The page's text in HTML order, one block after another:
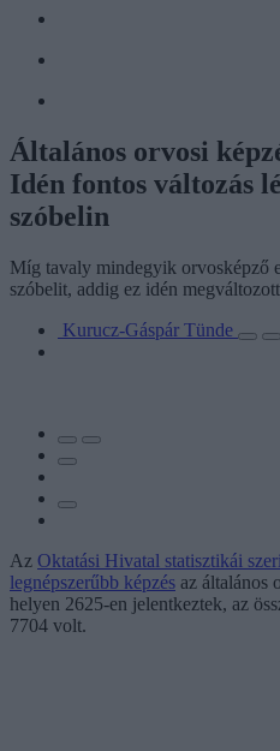
Általános orvosi
Idén fontos változás
szóbelin
Míg tavaly mindegyik orvosképző
szóbelit, addig ez idén
Kurucz-Gáspár Tünde
Az Oktatási Hivatal statisztikái
legnépszerűbb képzés az általános
helyen 2625-en jelentkeztek, az
7704 volt.